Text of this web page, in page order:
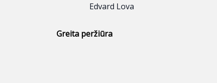
Edvard Lova
Greita peržiūra